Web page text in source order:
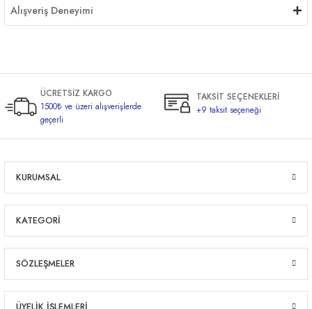
Alışveriş Deneyimi
ÜCRETSİZ KARGO
1500₺ ve üzeri alışverişlerde
geçerli
TAKSİT SEÇENEKLERİ
+9 taksit seçeneği
KURUMSAL
KATEGORİ
SÖZLEŞMELER